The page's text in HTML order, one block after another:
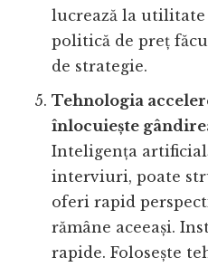
lucrează la
politică de preț
de strategie.
Tehnologia
înlocuiește
Inteligența
interviuri, poate
oferi rapid
rămâne aceeași.
rapide. Folosește